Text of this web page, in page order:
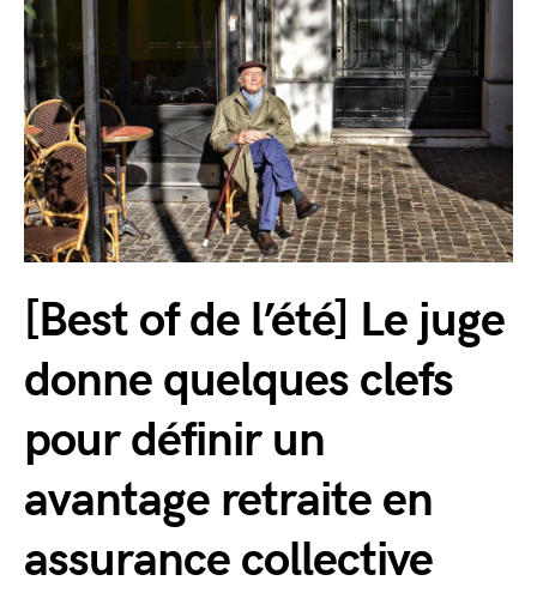
[Best of de l’été] Le juge
donne quelques clefs
pour définir un
avantage retraite en
assurance collective